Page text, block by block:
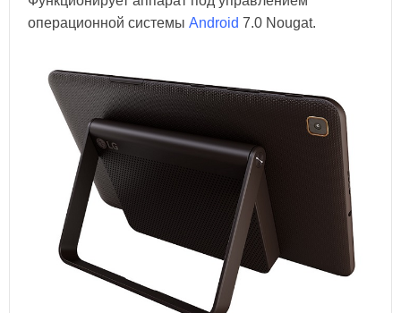
операционной системы Android 7.0 Nougat.